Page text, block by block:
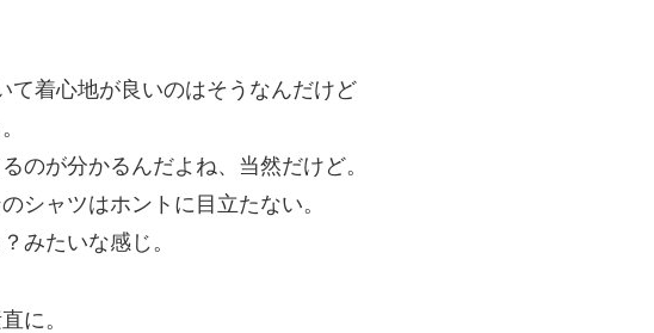
て着心地が良いのはそうなんだけど
のが分かるんだよね、当然だけど。
シャツはホントに目立たない。
みたいな感じ。
に。